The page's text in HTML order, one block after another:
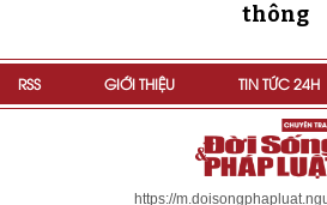
thông
RSS GIỚI THIỆU TIN TỨC 24H
https://